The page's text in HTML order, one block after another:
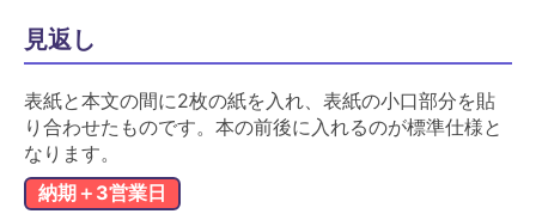
見返し
表紙と本文の間に2枚の紙を入れ、表紙の小口部分を貼
り合わせたものです。本の前後に入れるのが標準仕様と
なります。
納期＋3営業日